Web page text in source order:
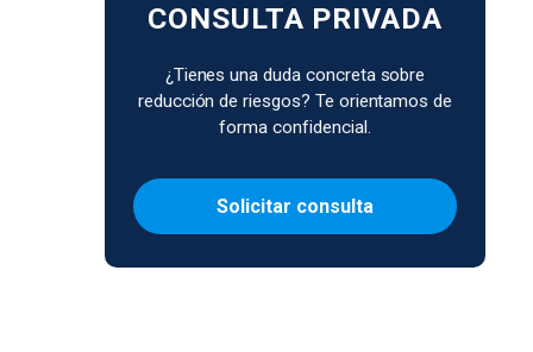
CONSULTA PRIVADA
¿Tienes una duda concreta sobre
reducción de riesgos? Te orientamos de
forma confidencial.
Solicitar consulta